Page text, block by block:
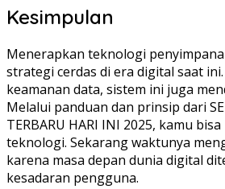
Kesimpulan
Menerapkan teknologi
strategi cerdas di era digital saat
keamanan data, sistem ini juga
Melalui panduan dan prinsip dari
TERBARU HARI INI 2025, kamu
teknologi. Sekarang waktunya
karena masa depan dunia digital
kesadaran pengguna.